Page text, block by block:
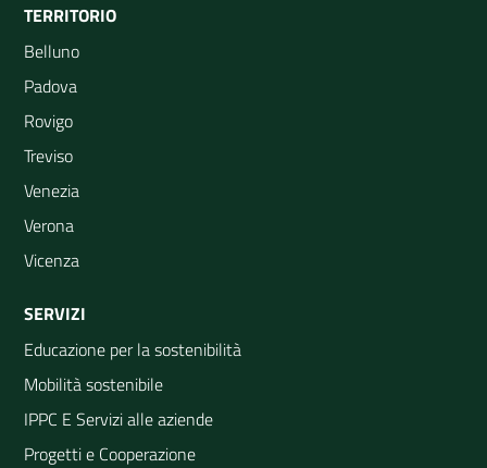
TERRITORIO
Belluno
Padova
Rovigo
Treviso
Venezia
Verona
Vicenza
SERVIZI
Educazione per la sostenibilità
Mobilità sostenibile
IPPC E Servizi alle aziende
Progetti e Cooperazione